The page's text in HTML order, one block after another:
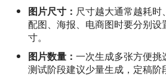
图片尺寸： 尺寸越大通常越耗时
配图、海报、电商图时要分别设
寸。
图片数量： 一次生成多张方便挑
测试阶段建议少量生成，定稿阶